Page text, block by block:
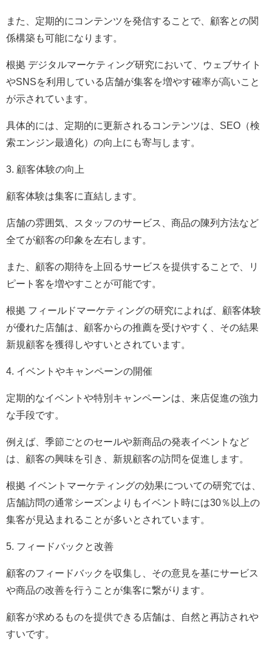
また、定期的にコンテンツを発信することで、顧客との関
係構築も可能になります。
根拠 デジタルマーケティング研究において、ウェブサイト
やSNSを利用している店舗が集客を増やす確率が高いこと
が示されています。
具体的には、定期的に更新されるコンテンツは、SEO（検
索エンジン最適化）の向上にも寄与します。
3. 顧客体験の向上
顧客体験は集客に直結します。
店舗の雰囲気、スタッフのサービス、商品の陳列方法など
全てが顧客の印象を左右します。
また、顧客の期待を上回るサービスを提供することで、リ
ピート客を増やすことが可能です。
根拠 フィールドマーケティングの研究によれば、顧客体験
が優れた店舗は、顧客からの推薦を受けやすく、その結果
新規顧客を獲得しやすいとされています。
4. イベントやキャンペーンの開催
定期的なイベントや特別キャンペーンは、来店促進の強力
な手段です。
例えば、季節ごとのセールや新商品の発表イベントなど
は、顧客の興味を引き、新規顧客の訪問を促進します。
根拠 イベントマーケティングの効果についての研究では、
店舗訪問の通常シーズンよりもイベント時には30％以上の
集客が見込まれることが多いとされています。
5. フィードバックと改善
顧客のフィードバックを収集し、その意見を基にサービス
や商品の改善を行うことが集客に繋がります。
顧客が求めるものを提供できる店舗は、自然と再訪されや
すいです。